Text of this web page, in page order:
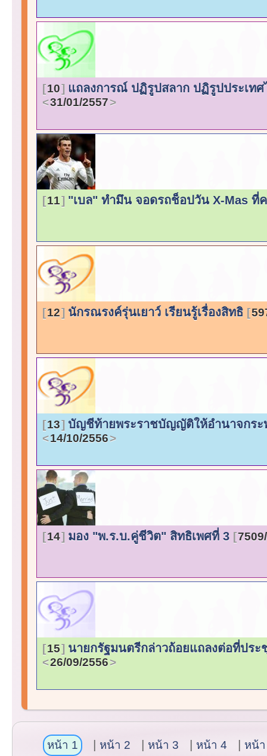
10 แถลงการณ์ ปฏิรูปสลาก ปฏิรูปประเท
31/01/2557
11 "เบล" ทำมึน จอดรถช็อปวัน X-Mas ที่
12 นักรณรงค์รุ่นเยาว์ เรียนรู้เรื่องสิทธิ
13 บัญชีท้ายพระราชบัญญัติให้อำนาจกระ
14/10/2556
14 มอง "พ.ร.บ.คู่ชีวิต" สิทธิเพศที่ 3
15 นายกรัฐมนตรีกล่าวถ้อยแถลงต่อที่ปร
26/09/2556
หน้า 1 หน้า 2 หน้า 3 หน้า 4 หน้